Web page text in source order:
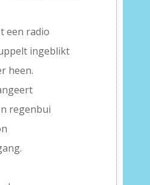
een radio
ingeblikt
heen.
regenbui